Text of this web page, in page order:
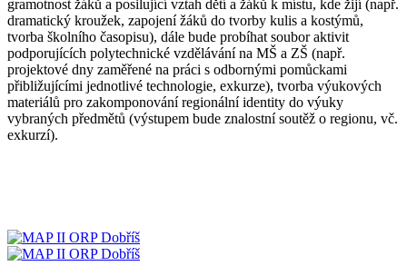
gramotnost žáků a posilující vztah dětí a žáků k místu, kde žijí (např.
dramatický kroužek, zapojení žáků do tvorby kulis a kostýmů,
tvorba školního časopisu), dále bude probíhat soubor aktivit
podporujících polytechnické vzdělávání na MŠ a ZŠ (např.
projektové dny zaměřené na práci s odbornými pomůckami
přibližujícími jednotlivé technologie, exkurze), tvorba výukových
materiálů pro zakomponování regionální identity do výuky
vybraných předmětů (výstupem bude znalostní soutěž o regionu, vč.
exkurzí).